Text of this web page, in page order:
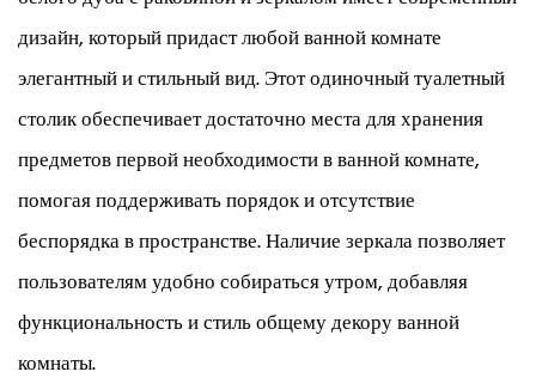
дизайн, который придаст любой ванной комнате
элегантный и стильный вид. Этот одиночный туалетный
столик обеспечивает достаточно места для хранения
предметов первой необходимости в ванной комнате,
помогая поддерживать порядок и отсутствие
беспорядка в пространстве. Наличие зеркала позволяет
пользователям удобно собираться утром, добавляя
функциональность и стиль общему декору ванной
комнаты.